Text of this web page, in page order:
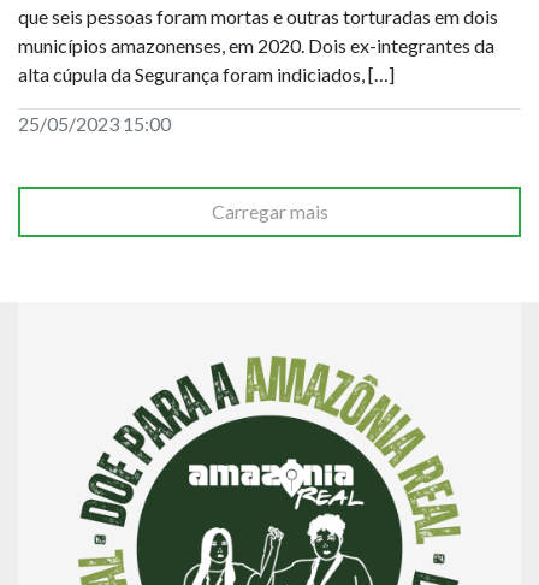
que seis pessoas foram mortas e outras torturadas em dois
municípios amazonenses, em 2020. Dois ex-integrantes da
alta cúpula da Segurança foram indiciados, […]
25/05/2023 15:00
Carregar mais